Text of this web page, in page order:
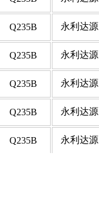
Q235B 永利达源
Q235B 永利达源
Q235B 永利达源
Q235B 永利达源
Q235B 永利达源